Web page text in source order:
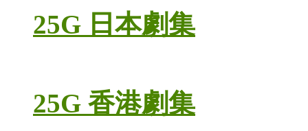
25G 日本劇集
25G 香港劇集